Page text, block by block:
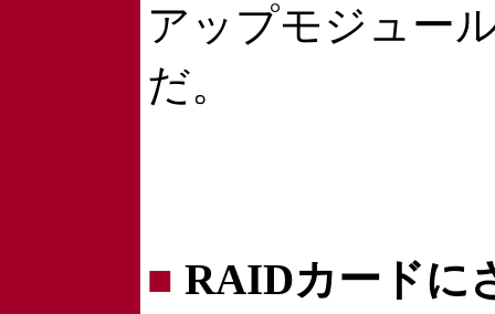
アップモジュー
だ。
■ RAIDカードに